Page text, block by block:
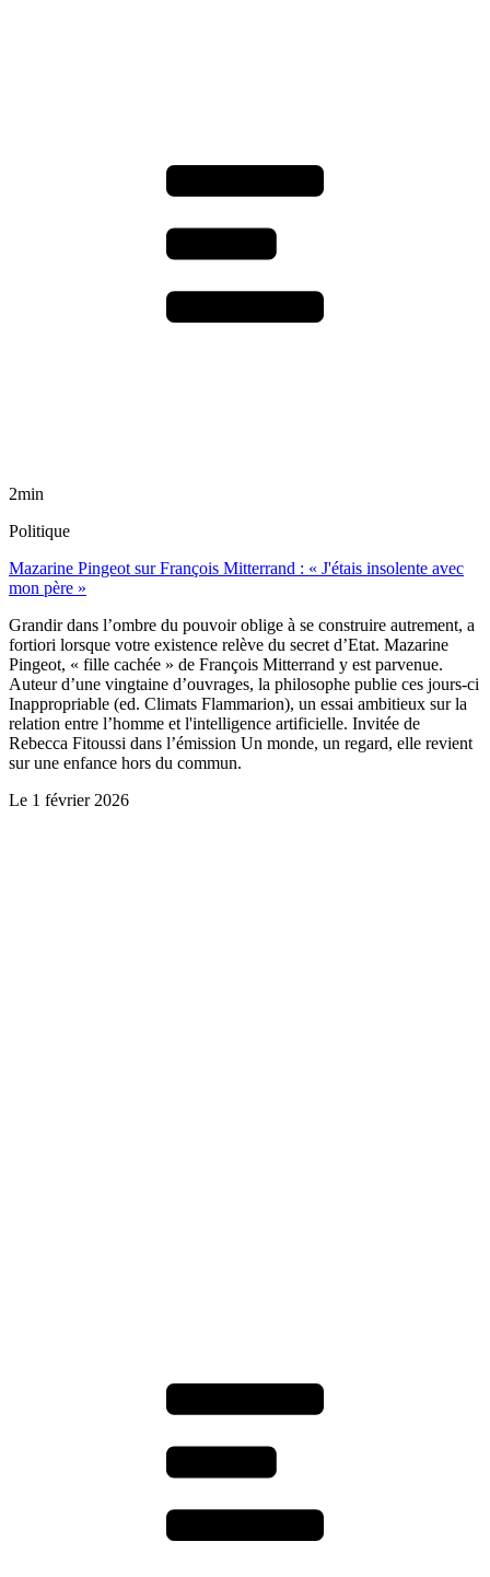
2min
Politique
Mazarine Pingeot sur François Mitterrand : « J'étais insolente avec
mon père »
Grandir dans l’ombre du pouvoir oblige à se construire autrement, a
fortiori lorsque votre existence relève du secret d’Etat. Mazarine
Pingeot, « fille cachée » de François Mitterrand y est parvenue.
Auteur d’une vingtaine d’ouvrages, la philosophe publie ces jours-ci
Inappropriable (ed. Climats Flammarion), un essai ambitieux sur la
relation entre l’homme et l'intelligence artificielle. Invitée de
Rebecca Fitoussi dans l’émission Un monde, un regard, elle revient
sur une enfance hors du commun.
Le 1 février 2026